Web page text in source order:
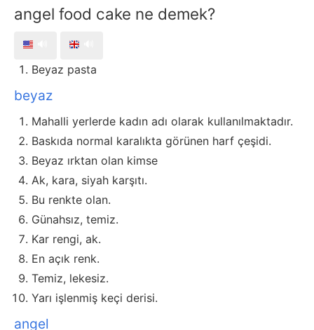
angel food cake ne demek?
Beyaz pasta
beyaz
Mahalli yerlerde kadın adı olarak kullanılmaktadır.
Baskıda normal karalıkta görünen harf çeşidi.
Beyaz ırktan olan kimse
Ak, kara, siyah karşıtı.
Bu renkte olan.
Günahsız, temiz.
Kar rengi, ak.
En açık renk.
Temiz, lekesiz.
Yarı işlenmiş keçi derisi.
angel